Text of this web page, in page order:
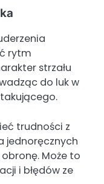
rytm
strzału
do luk w
trudności z
jednoręcznych
Może to
i błędów ze